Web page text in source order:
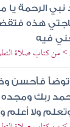
نبي الرحمة
هذه
فيه
من كتاب صلاة
توضأ فأحسن
ربك
وتعلم ولا أعلم